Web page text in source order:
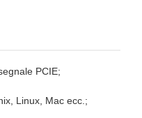
PCIE;
Linux, Mac ecc.;